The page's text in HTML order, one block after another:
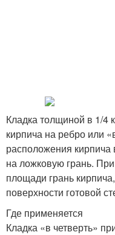
Кладка толщиной в 1/4
кирпича на ребро или
расположения
на ложковую грань.
площади грань
поверхности готовой
Где применяется
Кладка «в четверть»